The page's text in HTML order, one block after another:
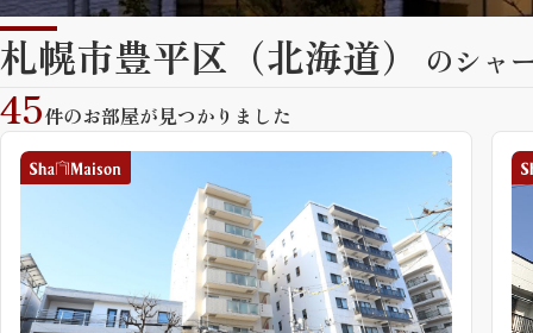
北海道 東北
関西
中国・四国
札幌市豊平区（北海道） のシャ
45件のお部屋が見つかりました